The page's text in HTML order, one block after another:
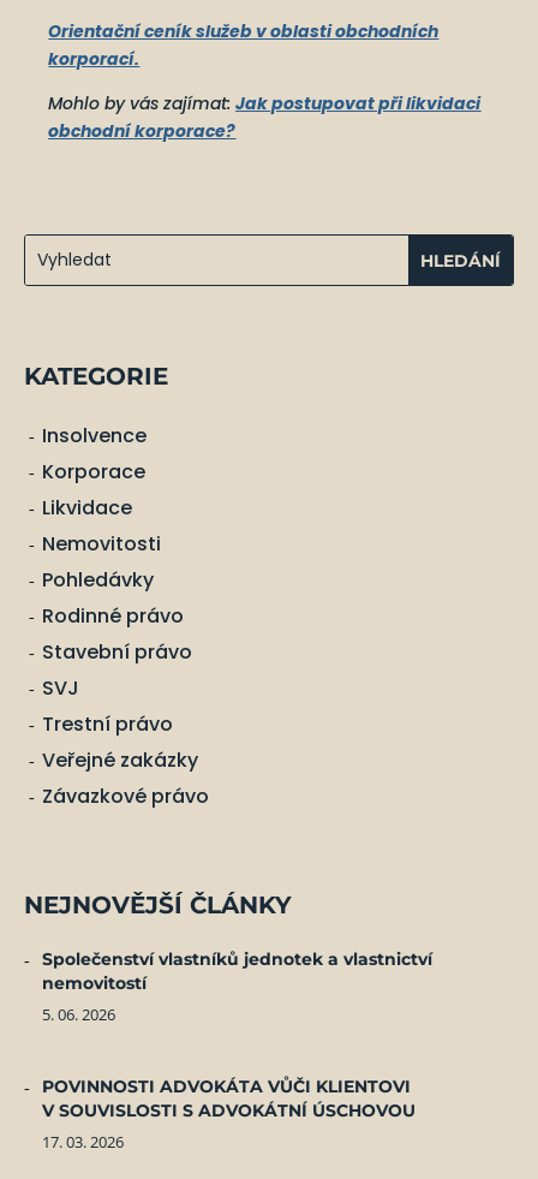
Orientační ceník služeb v oblasti obchodních
korporací.
Mohlo by vás zajímat:Jak postupovat při likvidaci
obchodní korporace?
KATEGORIE
Insolvence
Korporace
Likvidace
Nemovitosti
Pohledávky
Rodinné právo
Stavební právo
SVJ
Trestní právo
Veřejné zakázky
Závazkové právo
NEJNOVĚJŠÍ ČLÁNKY
Společenství vlastníků jednotek a vlastnictví
nemovitostí
5. 06. 2026
POVINNOSTI ADVOKÁTA VŮČI KLIENTOVI
V SOUVISLOSTI S ADVOKÁTNÍ ÚSCHOVOU
17. 03. 2026